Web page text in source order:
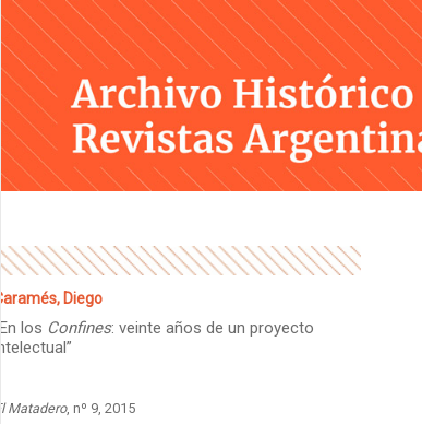
Caramés, Diego
“En los Confines: veinte años de un proyecto
intelectual”
El Matadero, nº 9, 2015